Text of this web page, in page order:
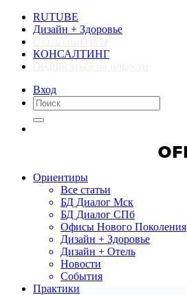
RUTUBE
Дизайн + Здоровье
КОНСАЛТИНГ
Вход
Ориентиры
Все статьи
БД Диалог Мск
БД Диалог СПб
Офисы Нового Поколения
Дизайн + Здоровье
Дизайн + Отель
Новости
События
Практики